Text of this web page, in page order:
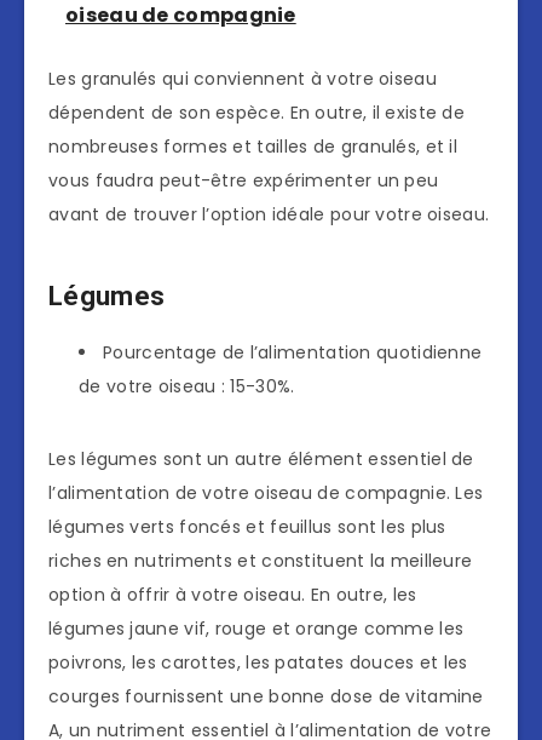
oiseau de compagnie
Les granulés qui conviennent à votre oiseau
dépendent de son espèce. En outre, il existe de
nombreuses formes et tailles de granulés, et il
vous faudra peut-être expérimenter un peu
avant de trouver l’option idéale pour votre oiseau.
Légumes
Pourcentage de l’alimentation quotidienne
de votre oiseau : 15-30%.
Les légumes sont un autre élément essentiel de
l’alimentation de votre oiseau de compagnie. Les
légumes verts foncés et feuillus sont les plus
riches en nutriments et constituent la meilleure
option à offrir à votre oiseau. En outre, les
légumes jaune vif, rouge et orange comme les
poivrons, les carottes, les patates douces et les
courges fournissent une bonne dose de vitamine
A, un nutriment essentiel à l’alimentation de votre